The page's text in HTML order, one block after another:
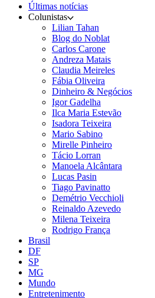
Últimas notícias
Colunistas
Lilian Tahan
Blog do Noblat
Carlos Carone
Andreza Matais
Claudia Meireles
Fábia Oliveira
Dinheiro & Negócios
Igor Gadelha
Ilca Maria Estevão
Isadora Teixeira
Mario Sabino
Mirelle Pinheiro
Tácio Lorran
Manoela Alcântara
Lucas Pasin
Tiago Pavinatto
Demétrio Vecchioli
Reinaldo Azevedo
Milena Teixeira
Rodrigo França
Brasil
DF
SP
MG
Mundo
Entretenimento